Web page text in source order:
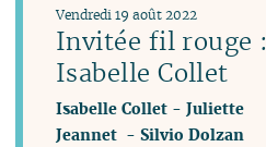
Invitée fil rouge :
Isabelle Collet
Vendredi 19 août 2022
Isabelle Collet -Juliette
Jeannet -Silvio Dolzan